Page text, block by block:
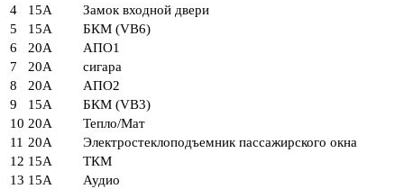
4
15А
Замок входной двери
5
15А
БКМ (VB6)
6
20А
АПО1
7
20А
сигара
8
20А
АПО2
9
15А
БКМ (VB3)
10 20А
Тепло/Мат
11 20А
Электростеклоподъемник пассажирского окна
12 15А
ТКМ
13 15А
Аудио